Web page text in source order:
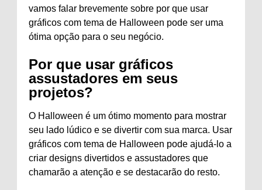
vamos falar brevemente sobre por que usar
gráficos com tema de Halloween pode ser uma
ótima opção para o seu negócio.
Por que usar gráficos
assustadores em seus
projetos?
O Halloween é um ótimo momento para mostrar
seu lado lúdico e se divertir com sua marca. Usar
gráficos com tema de Halloween pode ajudá-lo a
criar designs divertidos e assustadores que
chamarão a atenção e se destacarão do resto.